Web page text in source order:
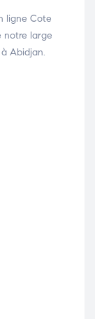
ligne Cote
notre large
Abidjan.